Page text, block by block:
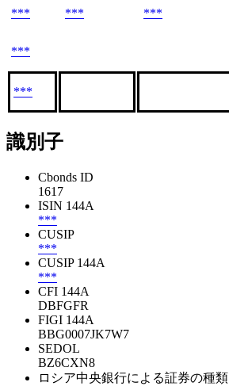
*** *** ***
***
***
識別子
Cbonds ID
1617
ISIN 144A
***
CUSIP
***
CUSIP 144A
***
CFI 144A
DBFGFR
FIGI 144A
BBG0007JK7W7
SEDOL
BZ6CXN8
ロシア中央銀行による証券の種類